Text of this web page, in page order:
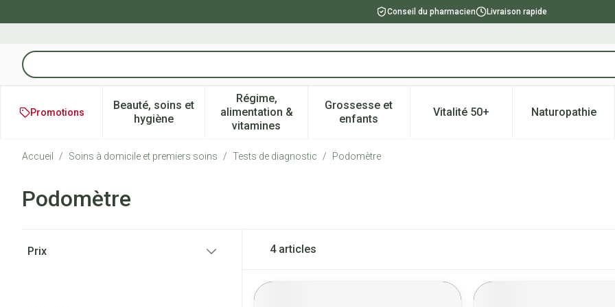
Conseil du pharmacien Livraison rapide
Rechercher
Promotions
Beauté, soins et
hygièneAfficher le sous-menu pour la catégorie Beauté, soins et hygiène
Régime,
alimentation &
vitamines
Afficher le sous-menu pour la catégorie Régime, alimentation &
Grossesse et
enfantsAfficher le sous-menu pour la catégorie
Vitalité 50+Afficher le sous-menu pour la
Naturopathie
Afficher
Accueil / Soins à domicile et premiers soins / Tests de diagnostic / Podomètre
Podomètre
Prix
4articles